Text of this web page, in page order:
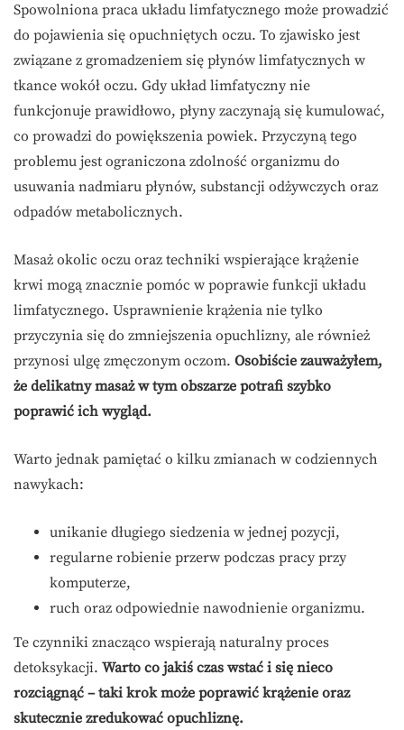
Spowolniona praca układu limfatycznego może prowadzić
do pojawienia się opuchniętych oczu. To zjawisko jest
związane z gromadzeniem się płynów limfatycznych w
tkance wokół oczu. Gdy układ limfatyczny nie
funkcjonuje prawidłowo, płyny zaczynają się kumulować,
co prowadzi do powiększenia powiek. Przyczyną tego
problemu jest ograniczona zdolność organizmu do
usuwania nadmiaru płynów, substancji odżywczych oraz
odpadów metabolicznych.
Masaż okolic oczu oraz techniki wspierające krążenie
krwi mogą znacznie pomóc w poprawie funkcji układu
limfatycznego. Usprawnienie krążenia nie tylko
przyczynia się do zmniejszenia opuchlizny, ale również
przynosi ulgę zmęczonym oczom. Osobiście zauważyłem,
że delikatny masaż w tym obszarze potrafi szybko
poprawić ich wygląd.
Warto jednak pamiętać o kilku zmianach w codziennych
nawykach:
unikanie długiego siedzenia w jednej pozycji,
regularne robienie przerw podczas pracy przy
komputerze,
ruch oraz odpowiednie nawodnienie organizmu.
Te czynniki znacząco wspierają naturalny proces
detoksykacji. Warto co jakiś czas wstać i się nieco
rozciągnąć – taki krok może poprawić krążenie oraz
skutecznie zredukować opuchliznę.